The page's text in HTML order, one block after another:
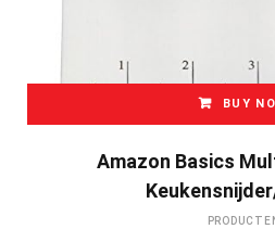
BUY
Amazon Basics